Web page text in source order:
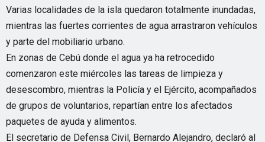
Varias localidades de la isla quedaron totalmente inundadas,
mientras las fuertes corrientes de agua arrastraron vehículos
y parte del mobiliario urbano.
En zonas de Cebú donde el agua ya ha retrocedido
comenzaron este miércoles las tareas de limpieza y
desescombro, mientras la Policía y el Ejército, acompañados
de grupos de voluntarios, repartían entre los afectados
paquetes de ayuda y alimentos.
El secretario de Defensa Civil, Bernardo Alejandro, declaró al